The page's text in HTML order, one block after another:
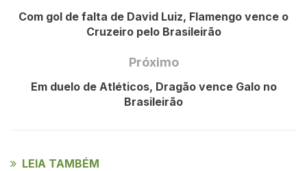
Com gol de falta de David Luiz, Flamengo vence o
Cruzeiro pelo Brasileirão
Próximo
Em duelo de Atléticos, Dragão vence Galo no
Brasileirão
LEIA TAMBÉM